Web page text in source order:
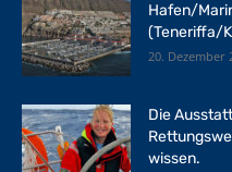
Hafen/
(Teneriffa/
20. Dezember
Die
wissen.